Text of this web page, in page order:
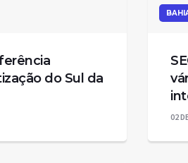
do Sul da
02